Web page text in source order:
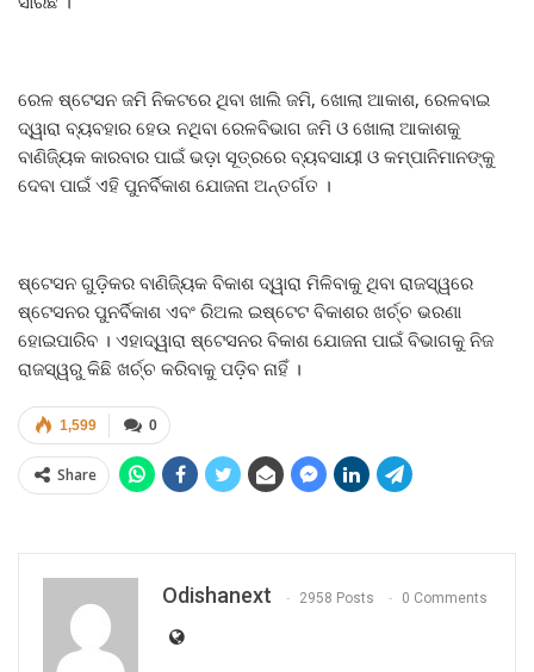
ରେଳ ଷ୍ଟେସନ ଜମି ନିକଟରେ ଥିବା ଖାଲି ଜମି, ଖୋଲା ଆକାଶ, ରେଳବାଇ
ଦ୍ୱାରା ବ୍ୟବହାର ହେଉ ନଥିବା ରେଳବିଭାଗ ଜମି ଓ ଖୋଲା ଆକାଶକୁ
ବାଣିଜ୍ୟିକ କାରବାର ପାଇଁ ଭଡ଼ା ସୂତ୍ରରେ ବ୍ୟବସାୟୀ ଓ କମ୍ପାନିମାନଙ୍କୁ
ଦେବା ପାଇଁ ଏହି ପୁନର୍ବିକାଶ ଯୋଜନା ଅନ୍ତର୍ଗତ ।
ଷ୍ଟେସନ ଗୁଡ଼ିକର ବାଣିଜ୍ୟିକ ବିକାଶ ଦ୍ୱାରା ମିଳିବାକୁ ଥିବା ରାଜସ୍ୱରେ
ଷ୍ଟେସନର ପୁନର୍ବିକାଶ ଏବଂ ରିଅଲ ଇଷ୍ଟେଟ ବିକାଶର ଖର୍ଚ୍ଚ ଭରଣା
ହୋଇପାରିବ । ଏହାଦ୍ୱାରା ଷ୍ଟେସନର ବିକାଶ ଯୋଜନା ପାଇଁ ବିଭାଗକୁ ନିଜ
ରାଜସ୍ୱରୁ କିଛି ଖର୍ଚ୍ଚ କରିବାକୁ ପଡ଼ିବ ନାହିଁ ।
0
1,599
Share
Odishanext 2958 Posts 0 Comments